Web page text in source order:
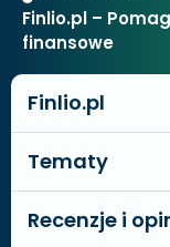
Finlio.pl –
finansowe
Finlio.pl
Tematy
Recenzje i